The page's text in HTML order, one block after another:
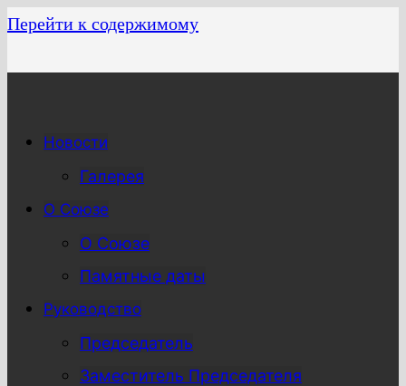
Перейти к содержимому
Новости
Галерея
О Союзе
О Союзе
Памятные даты
Руководство
Председатель
Заместитель Председателя